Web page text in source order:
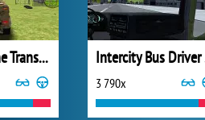
Army Machine Transporter Truck
3 790x